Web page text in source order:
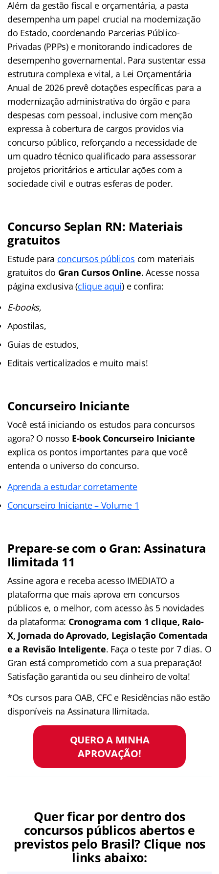
Além da gestão fiscal e orçamentária, a pasta
desempenha um papel crucial na modernização
do Estado, coordenando Parcerias Público-
Privadas (PPPs) e monitorando indicadores de
desempenho governamental. Para sustentar essa
estrutura complexa e vital, a Lei Orçamentária
Anual de 2026 prevê dotações específicas para a
modernização administrativa do órgão e para
despesas com pessoal, inclusive com menção
expressa à cobertura de cargos providos via
concurso público, reforçando a necessidade de
um quadro técnico qualificado para assessorar
projetos prioritários e articular ações com a
sociedade civil e outras esferas de poder.
Concurso Seplan RN: Materiais
gratuitos
Estude para concursos públicos com materiais
gratuitos do Gran Cursos Online. Acesse nossa
página exclusiva (clique aqui) e confira:
E-books,
Apostilas,
Guias de estudos,
Editais verticalizados e muito mais!
Concurseiro Iniciante
Você está iniciando os estudos para concursos
agora? O nosso E-book Concurseiro Iniciante
explica os pontos importantes para que você
entenda o universo do concurso.
Aprenda a estudar corretamente
Concurseiro Iniciante – Volume 1
Prepare-se com o Gran: Assinatura
Ilimitada 11
Assine agora e receba acesso IMEDIATO a
plataforma que mais aprova em concursos
públicos e, o melhor, com acesso às 5 novidades
da plataforma: Cronograma com 1 clique, Raio-
X, Jornada do Aprovado, Legislação Comentada
e a Revisão Inteligente. Faça o teste por 7 dias. O
Gran está comprometido com a sua preparação!
Satisfação garantida ou seu dinheiro de volta!
*Os cursos para OAB, CFC e Residências não estão
disponíveis na Assinatura Ilimitada.
QUERO A MINHA
APROVAÇÃO!
Quer ficar por dentro dos
concursos públicos abertos e
previstos pelo Brasil? Clique nos
links abaixo: